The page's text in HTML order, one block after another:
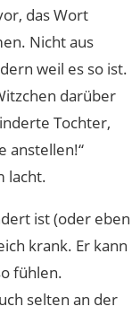
das Wort
Nicht aus
weil es so ist.
darüber
Tochter,
anstellen!“
lacht.
ist (oder eben
krank. Er kann
fühlen.
selten an der